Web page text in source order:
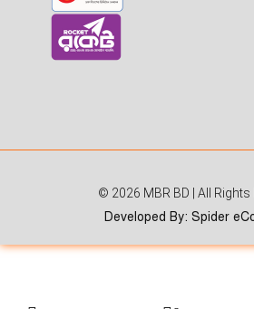
© 2026 MBR BD | All
Developed By: Spider